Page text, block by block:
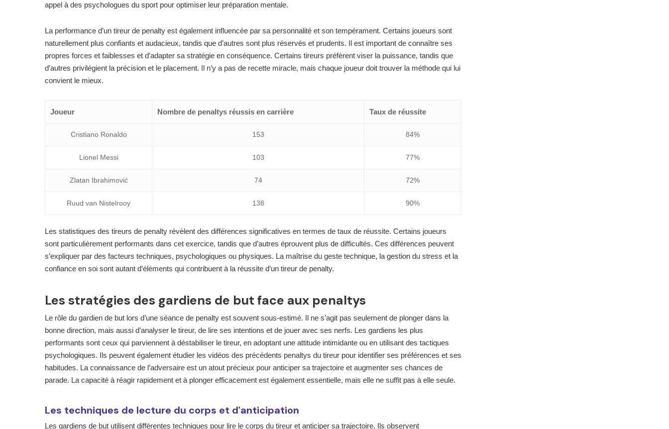
appel à des psychologues du sport pour optimiser leur préparation mentale.
La performance d’un tireur de penalty est également influencée par sa personnalité et son tempérament. Certains joueurs sont
naturellement plus confiants et audacieux, tandis que d’autres sont plus réservés et prudents. Il est important de connaître ses
propres forces et faiblesses et d’adapter sa stratégie en conséquence. Certains tireurs préfèrent viser la puissance, tandis que
d’autres privilégient la précision et le placement. Il n’y a pas de recette miracle, mais chaque joueur doit trouver la méthode qui lui
convient le mieux.
Joueur Nombre de penaltys réussis en carrière Taux de réussite
Cristiano Ronaldo 153 84%
Lionel Messi 103 77%
Zlatan Ibrahimović 74 72%
Ruud van Nistelrooy 138 90%
Les statistiques des tireurs de penalty révèlent des différences significatives en termes de taux de réussite. Certains joueurs
sont particulièrement performants dans cet exercice, tandis que d’autres éprouvent plus de difficultés. Ces différences peuvent
s’expliquer par des facteurs techniques, psychologiques ou physiques. La maîtrise du geste technique, la gestion du stress et la
confiance en soi sont autant d’éléments qui contribuent à la réussite d’un tireur de penalty.
Les stratégies des gardiens de but face aux penaltys
Le rôle du gardien de but lors d’une séance de penalty est souvent sous-estimé. Il ne s’agit pas seulement de plonger dans la
bonne direction, mais aussi d’analyser le tireur, de lire ses intentions et de jouer avec ses nerfs. Les gardiens les plus
performants sont ceux qui parviennent à déstabiliser le tireur, en adoptant une attitude intimidante ou en utilisant des tactiques
psychologiques. Ils peuvent également étudier les vidéos des précédents penaltys du tireur pour identifier ses préférences et ses
habitudes. La connaissance de l’adversaire est un atout précieux pour anticiper sa trajectoire et augmenter ses chances de
parade. La capacité à réagir rapidement et à plonger efficacement est également essentielle, mais elle ne suffit pas à elle seule.
Les techniques de lecture du corps et d'anticipation
Les gardiens de but utilisent différentes techniques pour lire le corps du tireur et anticiper sa trajectoire. Ils observent